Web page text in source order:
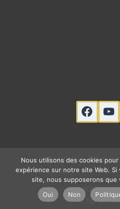
Politique De
© 2026
All rights
Nous utilisons des cookies
expérience sur notre site Web.
site, nous supposerons que
Oui
Non